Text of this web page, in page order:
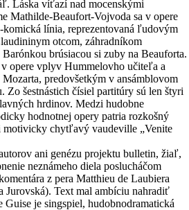
Láska víťazí nad mocenskými
Mathilde-Beaufort-Vojvoda sa v opere
komická línia, reprezentovaná ľudovým
otcom, záhradníkom
brúsiacou si zuby na Beauforta.
opere vplyv Hummelovho učiteľa a
predovšetkým v ansámblovom
Zo šestnástich čísiel partitúry sú len štyri
hrdinov. Medzi hudobne
hodnotnej opery patria rozkošný
motivicky chytľavý vaudeville „Venite
ani genézu projektu bulletin, žiaľ,
neznámeho diela poslucháčom
z pera Matthieu de Laubiera
Jurovská). Text mal ambíciu nahradiť
je singspiel, hudobnodramatická